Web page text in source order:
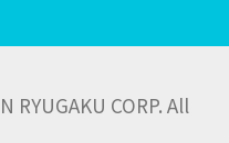
CORP. All